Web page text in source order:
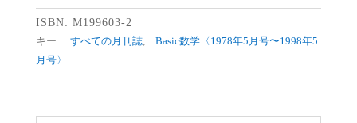
ISBN: M199603-2
キー: すべての月刊誌,
Basic数学〈1978年5月号〜1998年5
月号〉